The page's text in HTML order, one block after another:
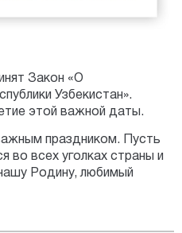
Закон «О
Узбекистан».
этой важной даты.
праздником. Пусть
во всех уголках страны и
Родину, любимый